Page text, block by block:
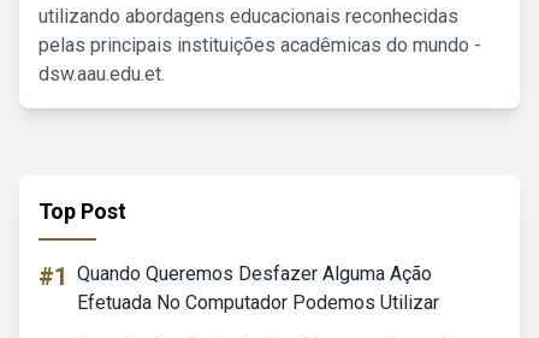
utilizando abordagens educacionais reconhecidas
pelas principais instituições acadêmicas do mundo -
dsw.aau.edu.et.
Top Post
#1 Quando Queremos Desfazer Alguma Ação
Efetuada No Computador Podemos Utilizar